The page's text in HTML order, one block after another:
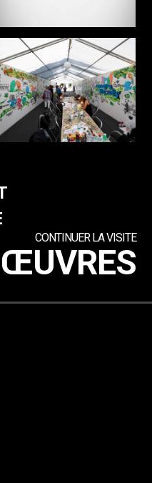
CONTINUER LA VISITE
ŒUVRES